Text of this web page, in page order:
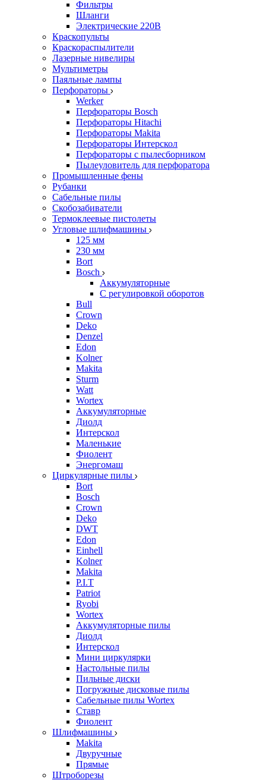
Фильтры
Шланги
Электрические 220В
Краскопульты
Краскораспылители
Лазерные нивелиры
Мультиметры
Паяльные лампы
Перфораторы
Werker
Перфораторы Bosch
Перфораторы Hitachi
Перфораторы Makita
Перфораторы Интерскол
Перфораторы с пылесборником
Пылеуловитель для перфоратора
Промышленные фены
Рубанки
Сабельные пилы
Скобозабиватели
Термоклеевые пистолеты
Угловые шлифмашины
125 мм
230 мм
Bort
Bosch
Аккумуляторные
С регулировкой оборотов
Bull
Crown
Deko
Denzel
Edon
Kolner
Makita
Sturm
Watt
Wortex
Аккумуляторные
Диолд
Интерскол
Маленькие
Фиолент
Энергомаш
Циркулярные пилы
Bort
Bosch
Crown
Deko
DWT
Edon
Einhell
Kolner
Makita
P.I.T
Patriot
Ryobi
Wortex
Аккумуляторные пилы
Диолд
Интерскол
Мини циркулярки
Настольные пилы
Пильные диски
Погружные дисковые пилы
Сабельные пилы Wortex
Ставр
Фиолент
Шлифмашины
Makita
Двуручные
Прямые
Штроборезы